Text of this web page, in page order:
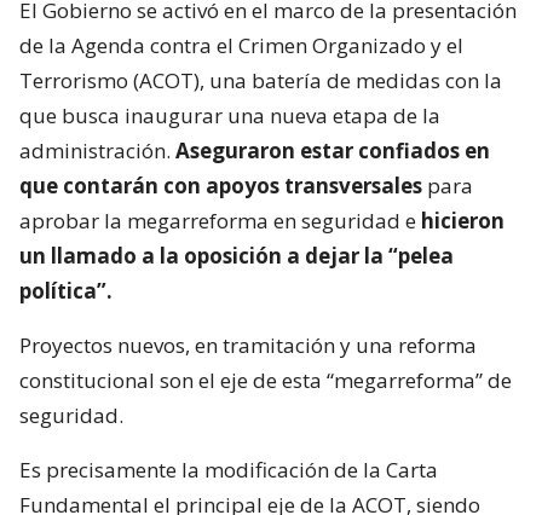
El Gobierno se activó en el marco de la presentación
de la Agenda contra el Crimen Organizado y el
Terrorismo (ACOT), una batería de medidas con la
que busca inaugurar una nueva etapa de la
administración. Aseguraron estar confiados en
que contarán con apoyos transversales para
aprobar la megarreforma en seguridad e hicieron
un llamado a la oposición a dejar la “pelea
política”.
Proyectos nuevos, en tramitación y una reforma
constitucional son el eje de esta “megarreforma” de
seguridad.
Es precisamente la modificación de la Carta
Fundamental el principal eje de la ACOT, siendo